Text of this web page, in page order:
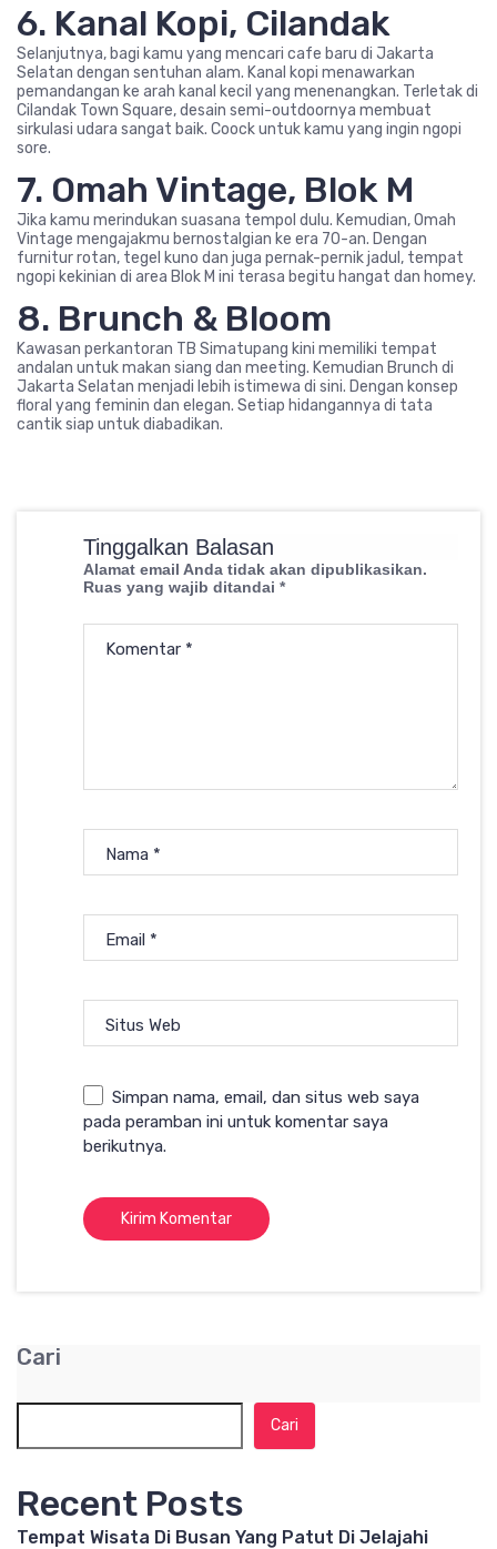
6. Kanal Kopi, Cilandak
Selanjutnya, bagi kamu yang mencari cafe baru di Jakarta
Selatan dengan sentuhan alam. Kanal kopi menawarkan
pemandangan ke arah kanal kecil yang menenangkan. Terletak di
Cilandak Town Square, desain semi-outdoornya membuat
sirkulasi udara sangat baik. Coock untuk kamu yang ingin ngopi
sore.
7. Omah Vintage, Blok M
Jika kamu merindukan suasana tempol dulu. Kemudian, Omah
Vintage mengajakmu bernostalgian ke era 70-an. Dengan
furnitur rotan, tegel kuno dan juga pernak-pernik jadul, tempat
ngopi kekinian di area Blok M ini terasa begitu hangat dan homey.
8. Brunch & Bloom
Kawasan perkantoran TB Simatupang kini memiliki tempat
andalan untuk makan siang dan meeting. Kemudian Brunch di
Jakarta Selatan menjadi lebih istimewa di sini. Dengan konsep
floral yang feminin dan elegan. Setiap hidangannya di tata
cantik siap untuk diabadikan.
Tinggalkan Balasan
Alamat email Anda tidak akan dipublikasikan.
Ruas yang wajib ditandai *
Komentar *
Nama *
Email *
Situs Web
Simpan nama, email, dan situs web saya
pada peramban ini untuk komentar saya
berikutnya.
Cari
Cari
Recent Posts
Tempat Wisata Di Busan Yang Patut Di Jelajahi